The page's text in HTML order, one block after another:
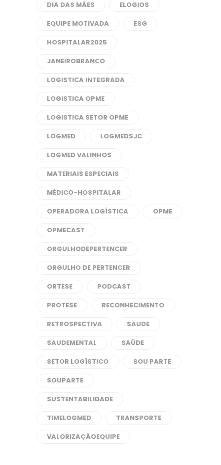
DIA DAS MÃES
ELOGIOS
EQUIPE MOTIVADA
ESG
HOSPITALAR2025
JANEIROBRANCO
LOGISTICA INTEGRADA
LOGISTICA OPME
LOGISTICA SETOR OPME
LOGMED
LOGMEDSJC
LOGMED VALINHOS
MATERIAIS ESPECIAIS
MÉDICO-HOSPITALAR
OPERADORA LOGÍSTICA
OPME
OPMECAST
ORGULHODEPERTENCER
ORGULHO DE PERTENCER
ORTESE
PODCAST
PROTESE
RECONHECIMENTO
RETROSPECTIVA
SAUDE
SAUDEMENTAL
SAÚDE
SETOR LOGÍSTICO
SOU PARTE
SOUPARTE
SUSTENTABILIDADE
TIMELOGMED
TRANSPORTE
VALORIZAÇÃOEQUIPE